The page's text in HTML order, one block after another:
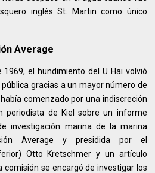
inglés St. Martin como único
Average
el hundimiento del U Hai volvió
gracias a un mayor número de
comenzado por una indiscreción
periodista de Kiel sobre un informe
investigación marina de la marina
Average y presidida por el
Otto Kretschmer y un artículo
comisión se encargó de investigar los